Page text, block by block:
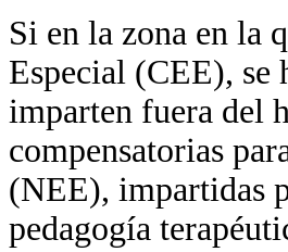
Si en la zona en la
Especial (CEE), se
imparten fuera del
compensatorias
(NEE), impartidas
pedagogía